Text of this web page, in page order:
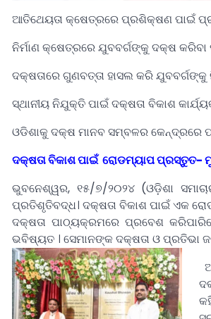
ଆତିଥେୟତା କ୍ଷେତ୍ରରେ ପ୍ରଶିକ୍ଷଣ ପାଇଁ
ନିର୍ମାଣ କ୍ଷେତ୍ରରେ ଯୁବବର୍ଗଙ୍କୁ ଦକ୍ଷ କରିବା
ଦକ୍ଷତାରେ ଗୁଣବତ୍ତା ହାସଲ କରି
ସ୍ଥାନୀୟ ନିଯୁକ୍ତି ପାଇଁ ଦକ୍ଷତା ବିକାଶ
ଓଡିଶାକୁ ଦକ୍ଷ ମାନବ ସମ୍ବଳର
ଦକ୍ଷତା ବିକାଶ ପାଇଁ ରୋଡମ୍ୟାପ ପ୍ରସ୍ତୁତ-
ଭୁବନେଶ୍ୱର, ୧୫/୭/୨୦୨୪ (ଓଡ଼ିଶା
ପ୍ରତିଶୃତିବଦ୍ଧ। ଦକ୍ଷତା ବିକାଶ ପାଇଁ ଏକ
ଦକ୍ଷତା ପାଠ୍ୟକ୍ରମରେ ପ୍ରବେଶ
ଭବିଷ୍ୟତ । ସେମାନଙ୍କ ଦକ୍ଷତା ଓ ପ୍ରତିଭା